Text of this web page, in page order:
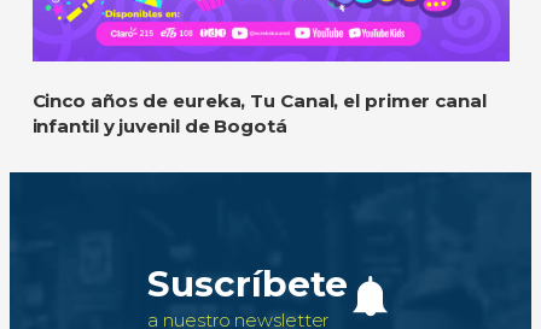
Cinco años de eureka, Tu Canal, el primer canal
infantil y juvenil de Bogotá
Suscríbete
a nuestro newsletter